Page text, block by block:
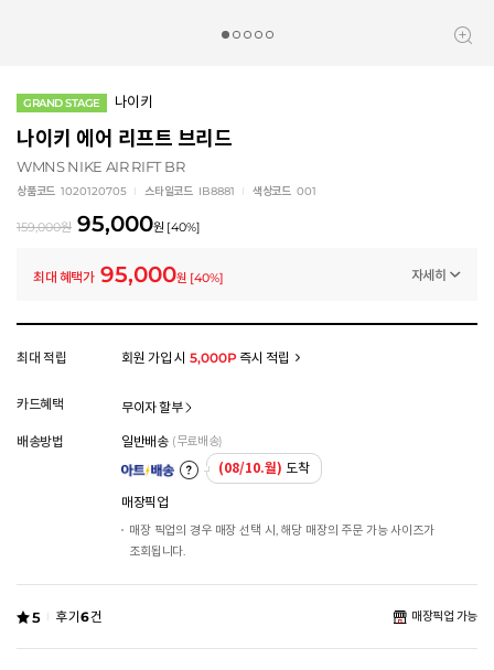
GRAND STAGE 나이키
나이키 에어 리프트 브리드
WMNS NIKE AIR RIFT BR
상품코드 1020120705 스타일코드 IB8881 색상코드 001
159,000원 95,000원 [40%]
최대 혜택가 95,000원 [40%] 자세히
모든 혜택이 적용된 금액으로, 실제 결제 금액과는 차이가 있을 수 있습니다.
최대 적립 회원 가입 시 5,000P즉시 적립
카드혜택 무이자 할부
배송방법 일반배송 (무료배송)
(08/10.월) 도착
매장픽업
매장 픽업의 경우 매장 선택 시, 해당 매장의 주문 가능 사이즈가
조회됩니다.
5 후기6건 매장픽업 가능